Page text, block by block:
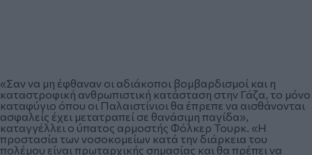
«Σαν να μη έφθαναν οι αδιάκοποι βομβαρδισμοί και η
καταστροφική ανθρωπιστική κατάσταση στην Γάζα, το μόνο
καταφύγιο όπου οι Παλαιστίνιοι θα έπρεπε να αισθάνονται
ασφαλείς έχει μετατραπεί σε θανάσιμη παγίδα»,
καταγγέλλει ο ύπατος αρμοστής Φόλκερ Τουρκ. «Η
προστασία των νοσοκομείων κατά την διάρκεια του
πολέμου είναι πρωταρχικής σημασίας και θα πρέπει να